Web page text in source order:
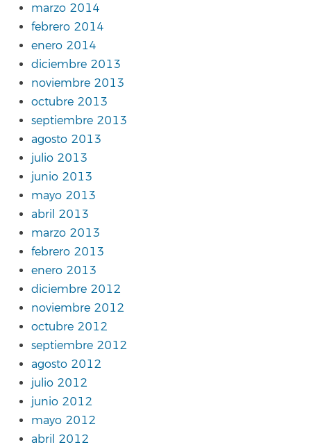
marzo 2014
febrero 2014
enero 2014
diciembre 2013
noviembre 2013
octubre 2013
septiembre 2013
agosto 2013
julio 2013
junio 2013
mayo 2013
abril 2013
marzo 2013
febrero 2013
enero 2013
diciembre 2012
noviembre 2012
octubre 2012
septiembre 2012
agosto 2012
julio 2012
junio 2012
mayo 2012
abril 2012